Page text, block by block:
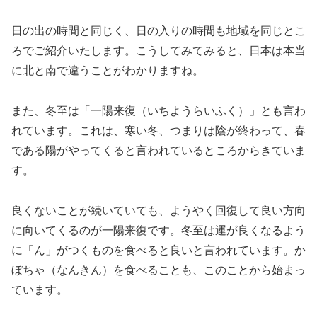
日の出の時間と同じく、日の入りの時間も地域を同じとこ
ろでご紹介いたします。こうしてみてみると、日本は本当
に北と南で違うことがわかりますね。
また、冬至は「一陽来復（いちようらいふく）」とも言わ
れています。これは、寒い冬、つまりは陰が終わって、春
である陽がやってくると言われているところからきていま
す。
良くないことが続いていても、ようやく回復して良い方向
に向いてくるのが一陽来復です。冬至は運が良くなるよう
に「ん」がつくものを食べると良いと言われています。か
ぼちゃ（なんきん）を食べることも、このことから始まっ
ています。